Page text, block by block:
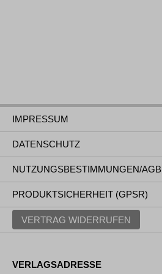
IMPRESSUM
DATENSCHUTZ
NUTZUNGSBESTIMMUNGEN/AGB
PRODUKTSICHERHEIT (GPSR)
VERTRAG WIDERRUFEN
VERLAGSADRESSE